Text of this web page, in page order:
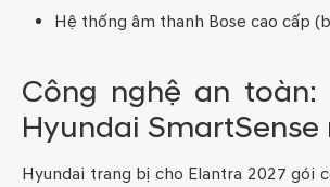
Hệ thống âm thanh Bose cao cấp
Công nghệ an toàn:
Hyundai
Hyundai trang bị cho Elantra 2027 gói